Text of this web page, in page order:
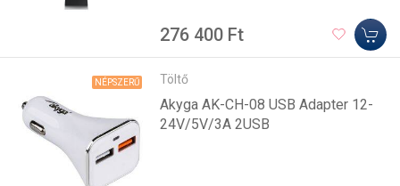
276 400 Ft
NÉPSZERŰ Töltő
Akyga AK-CH-08 USB Adapter 12-
24V/5V/3A 2USB